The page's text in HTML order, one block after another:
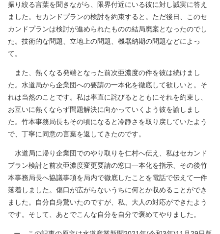
振り絞る言葉を聞きながら、限界付近にいる彼に対し誠実に答え
ました。セカンドプランの検討を約束すると。ただ後日、このセ
カンドプランは検討が進められたものの結局廃案となったのでし
た。技術的な問題、立地上の問題、機器納期の問題などによっ
て。
また、熱くなる発端となった前次亜濃度の件を彼は続けまし
た。水道局から企業団への要請の一本化を徹底して欲しいと。そ
れは当然のことです。私は率直に詫びるとともにそれを約束し、
お互いに熱くならず問題解決に向かっていくよう彼を諭しまし
た。竹本事務局長もその頃になると冷静さを取り戻していたよう
で、丁寧に同意の言葉を返してきたのです。
水道局に帰り企業団でのやり取りを仁村へ伝え、私はセカンド
プラン検討と前次亜濃度変更要請の窓口一本化を指示、その後竹
本事務局長へ協議事項を局内で徹底したことを電話で伝えて一件
落着しました。傷口が広がらないうちに何とか収めることができ
ました。自分自身驚いたのですが、私、大人の対応ができたよう
です。そして、あとでこんな自分を自分で褒めてやりました。